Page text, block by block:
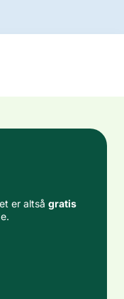
er altså gratis